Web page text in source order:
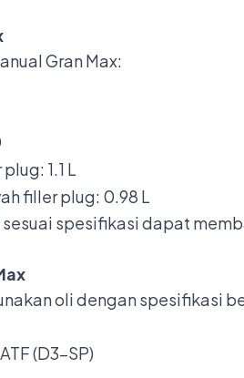
Gran Max:
1.1 L
filler plug: 0.98 L
spesifikasi dapat
oli dengan spesifikasi
(D3-SP)